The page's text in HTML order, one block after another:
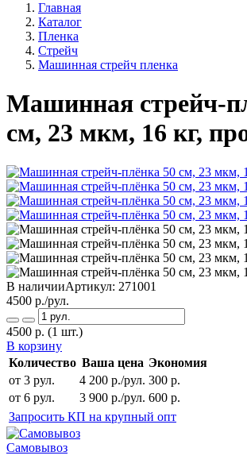
Главная
Каталог
Пленка
Стрейч
Машинная стрейч пленка
Машинная стрейч-
см, 23 мкм, 16 кг,
В наличииАртикул: 271001
4500 р./рул.
4500 р. (1 шт.)
В корзину
Количество Ваша цена Экономия
от 3 рул.
4 200 р./рул. 300 р.
от 6 рул.
3 900 р./рул. 600 р.
Запросить КП на крупный опт
Самовывоз